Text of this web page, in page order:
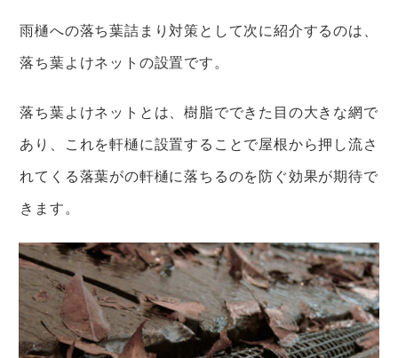
雨樋への落ち葉詰まり対策として次に紹介するのは、
落ち葉よけネットの設置です。
落ち葉よけネットとは、樹脂でできた目の大きな網で
あり、これを軒樋に設置することで屋根から押し流さ
れてくる落葉がの軒樋に落ちるのを防ぐ効果が期待で
きます。